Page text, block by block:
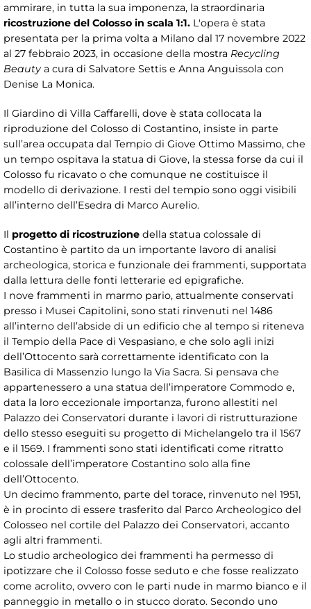
ammirare, in tutta la sua imponenza, la straordinaria
ricostruzione del Colosso in scala 1:1. L'opera è stata
presentata per la prima volta a Milano dal 17 novembre 2022
al 27 febbraio 2023, in occasione della mostra Recycling
Beautya cura di Salvatore Settis e Anna Anguissola con
Denise La Monica.
Il Giardino di Villa Caffarelli, dove è stata collocata la
riproduzione del Colosso di Costantino, insiste in parte
sull’area occupata dal Tempio di Giove Ottimo Massimo, che
un tempo ospitava la statua di Giove, la stessa forse da cui il
Colosso fu ricavato o che comunque ne costituisce il
modello di derivazione. I resti del tempio sono oggi visibili
all’interno dell’Esedra di Marco Aurelio.
Il progetto di ricostruzione della statua colossale di
Costantino è partito da un importante lavoro di analisi
archeologica, storica e funzionale dei frammenti, supportata
dalla lettura delle fonti letterarie ed epigrafiche.
I nove frammenti in marmo pario, attualmente conservati
presso i Musei Capitolini, sono stati rinvenuti nel 1486
all’interno dell’abside di un edificio che al tempo si riteneva
il Tempio della Pace di Vespasiano, e che solo agli inizi
dell’Ottocento sarà correttamente identificato con la
Basilica di Massenzio lungo la Via Sacra. Si pensava che
appartenessero a una statua dell’imperatore Commodo e,
data la loro eccezionale importanza, furono allestiti nel
Palazzo dei Conservatori durante i lavori di ristrutturazione
dello stesso eseguiti su progetto di Michelangelo tra il 1567
e il 1569. I frammenti sono stati identificati come ritratto
colossale dell’imperatore Costantino solo alla fine
dell’Ottocento.
Un decimo frammento, parte del torace, rinvenuto nel 1951,
è in procinto di essere trasferito dal Parco Archeologico del
Colosseo nel cortile del Palazzo dei Conservatori, accanto
agli altri frammenti.
Lo studio archeologico dei frammenti ha permesso di
ipotizzare che il Colosso fosse seduto e che fosse realizzato
come acrolito, ovvero con le parti nude in marmo bianco e il
panneggio in metallo o in stucco dorato. Secondo uno